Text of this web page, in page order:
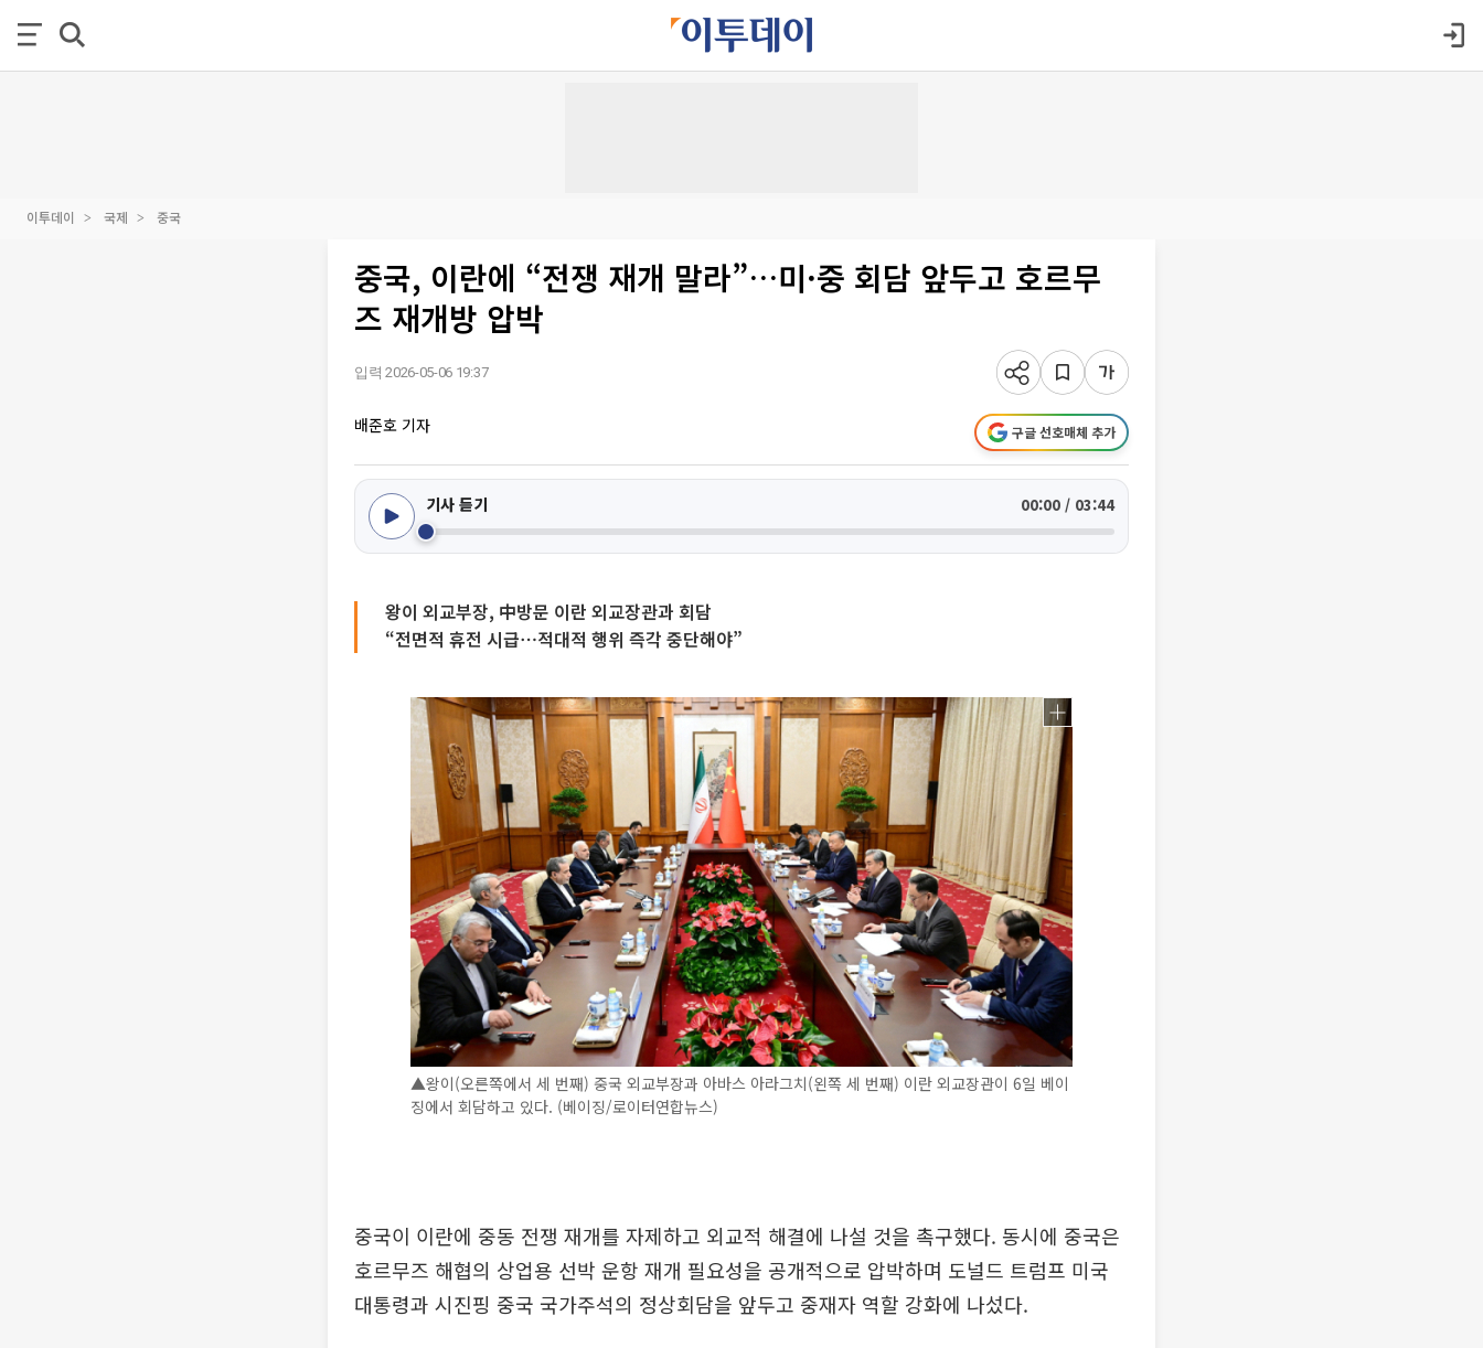
이투데이 국제 중국
중국, 이란에 “전쟁 재개 말라”…미·중 회담 앞두고 호르무
즈 재개방 압박
입력 2026-05-06 19:37
배준호 기자 구글 선호매체 추가
기사 듣기 00:00 / 03:44
왕이 외교부장, 中방문 이란 외교장관과 회담
“전면적 휴전 시급⋯적대적 행위 즉각 중단해야”
▲왕이(오른쪽에서 세 번째) 중국 외교부장과 아바스 아라그치(왼쪽 세 번째) 이란 외교장관이 6일 베이
징에서 회담하고 있다. (베이징/로이터연합뉴스)
중국이 이란에 중동 전쟁 재개를 자제하고 외교적 해결에 나설 것을 촉구했다. 동시에 중국은
호르무즈 해협의 상업용 선박 운항 재개 필요성을 공개적으로 압박하며 도널드 트럼프 미국
대통령과 시진핑 중국 국가주석의 정상회담을 앞두고 중재자 역할 강화에 나섰다.